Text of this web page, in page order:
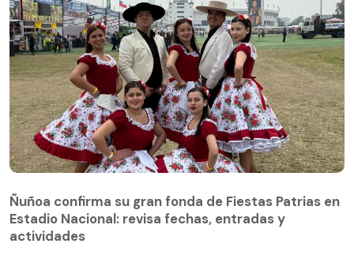
Ñuñoa confirma su gran fonda de Fiestas Patrias en
Estadio Nacional: revisa fechas, entradas y
actividades